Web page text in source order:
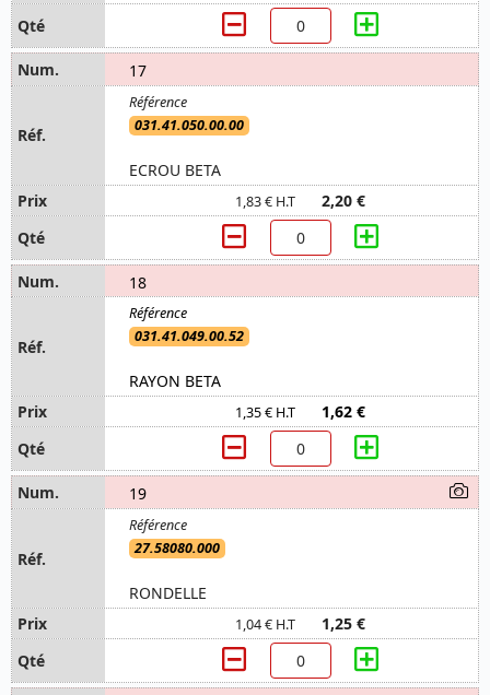
17
031.41.050.00.00
ECROU BETA
1,83 € H.T 2,20 €
18
031.41.049.00.52
RAYON BETA
1,35 € H.T 1,62 €
19
27.58080.000
RONDELLE
1,04 € H.T 1,25 €